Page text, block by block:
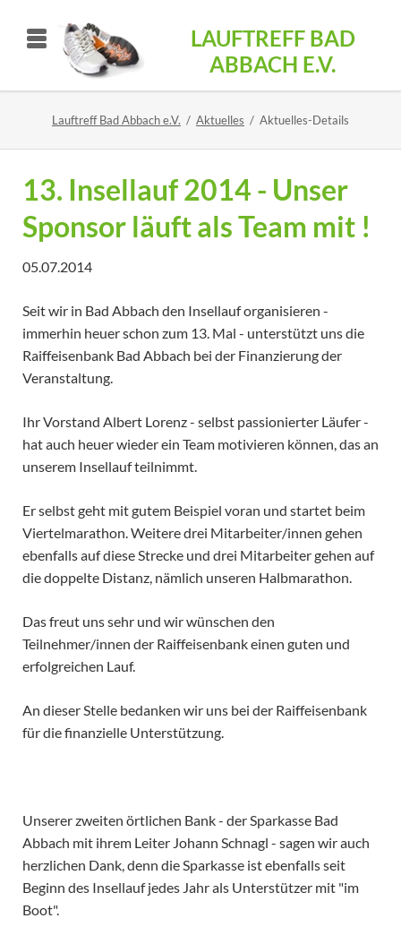
LAUFTREFF BAD
ABBACH E.V.
Lauftreff Bad Abbach e.V. Aktuelles Aktuelles-Details
13. Insellauf 2014 - Unser
Sponsor läuft als Team mit !
05.07.2014
Seit wir in Bad Abbach den Insellauf organisieren -
immerhin heuer schon zum 13. Mal - unterstützt uns die
Raiffeisenbank Bad Abbach bei der Finanzierung der
Veranstaltung.
Ihr Vorstand Albert Lorenz - selbst passionierter Läufer -
hat auch heuer wieder ein Team motivieren können, das an
unserem Insellauf teilnimmt.
Er selbst geht mit gutem Beispiel voran und startet beim
Viertelmarathon. Weitere drei Mitarbeiter/innen gehen
ebenfalls auf diese Strecke und drei Mitarbeiter gehen auf
die doppelte Distanz, nämlich unseren Halbmarathon.
Das freut uns sehr und wir wünschen den
Teilnehmer/innen der Raiffeisenbank einen guten und
erfolgreichen Lauf.
An dieser Stelle bedanken wir uns bei der Raiffeisenbank
für die finanzielle Unterstützung.
Unserer zweiten örtlichen Bank - der Sparkasse Bad
Abbach mit ihrem Leiter Johann Schnagl - sagen wir auch
herzlichen Dank, denn die Sparkasse ist ebenfalls seit
Beginn des Insellauf jedes Jahr als Unterstützer mit "im
Boot".